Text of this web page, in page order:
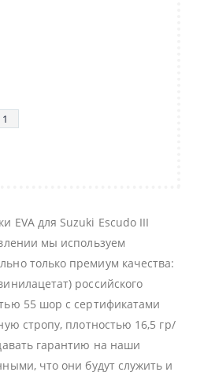
EVA для Suzuki Escudo III
мы используем
только премиум качества:
российского
55 шор с сертификатами
стропу, плотностью 16,5 гр/
гарантию на наши
что они будут служить и